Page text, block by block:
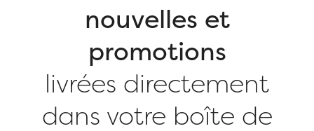
nouvelles et
promotions
livrées directement
dans votre boîte de